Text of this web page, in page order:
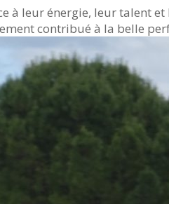
à leur énergie, leur talent
contribué à la belle